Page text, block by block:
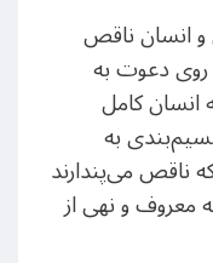
انسان ناقص
دعوت به
کامل
به
ناقص می‌پندارند
معروف و نهی از